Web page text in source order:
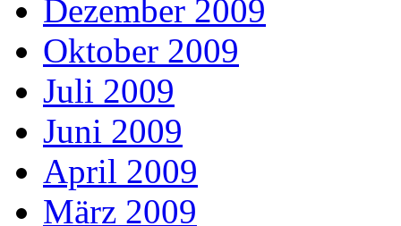
Dezember 2009
Oktober 2009
Juli 2009
Juni 2009
April 2009
März 2009